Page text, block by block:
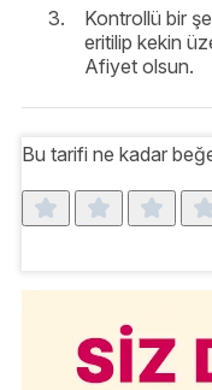
Kontrollü bir
eritilip kekin
Afiyet olsun.
Bu tarifi ne kadar